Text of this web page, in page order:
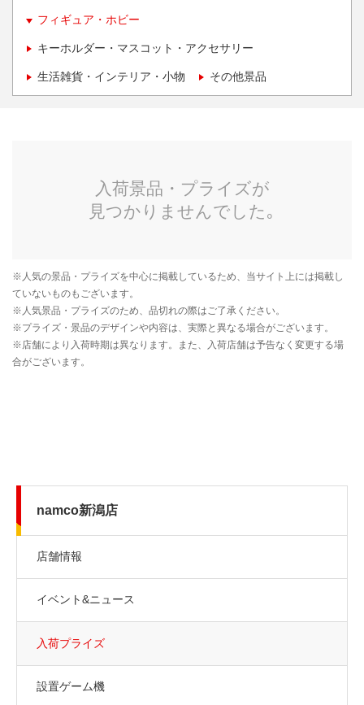
フィギュア・ホビー
キーホルダー・マスコット・アクセサリー
生活雑貨・インテリア・小物 その他景品
namco新潟店
店舗情報
イベント&ニュース
入荷プライズ
設置ゲーム機